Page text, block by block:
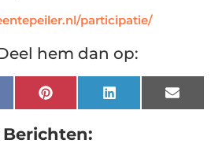
participatie/
hem dan op:
Pinterest LinkedIn Email